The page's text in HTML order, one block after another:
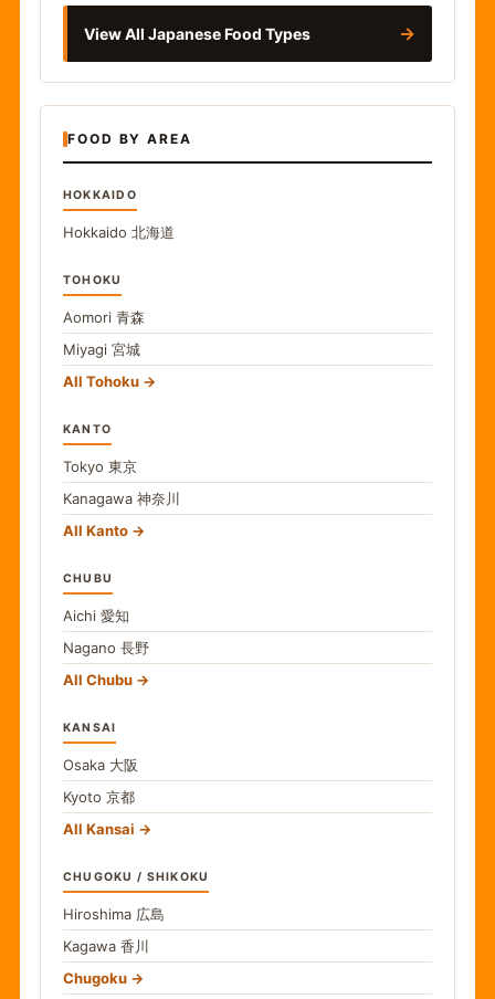
View All Japanese Food Types →
FOOD BY AREA
HOKKAIDO
Hokkaido 北海道
TOHOKU
Aomori 青森
Miyagi 宮城
All Tohoku
KANTO
Tokyo 東京
Kanagawa 神奈川
All Kanto
CHUBU
Aichi 愛知
Nagano 長野
All Chubu
KANSAI
Osaka 大阪
Kyoto 京都
All Kansai
CHUGOKU / SHIKOKU
Hiroshima 広島
Kagawa 香川
Chugoku